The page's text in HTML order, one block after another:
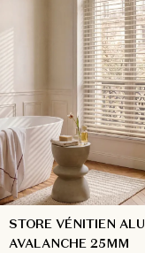
STORE VÉNITIEN ALU
AVALANCHE 25MM